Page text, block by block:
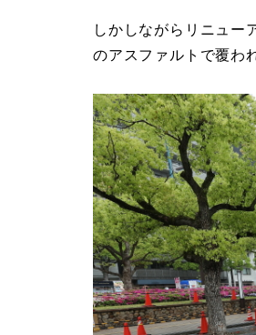
しかしながらリニュー
のアスファルトで覆わ